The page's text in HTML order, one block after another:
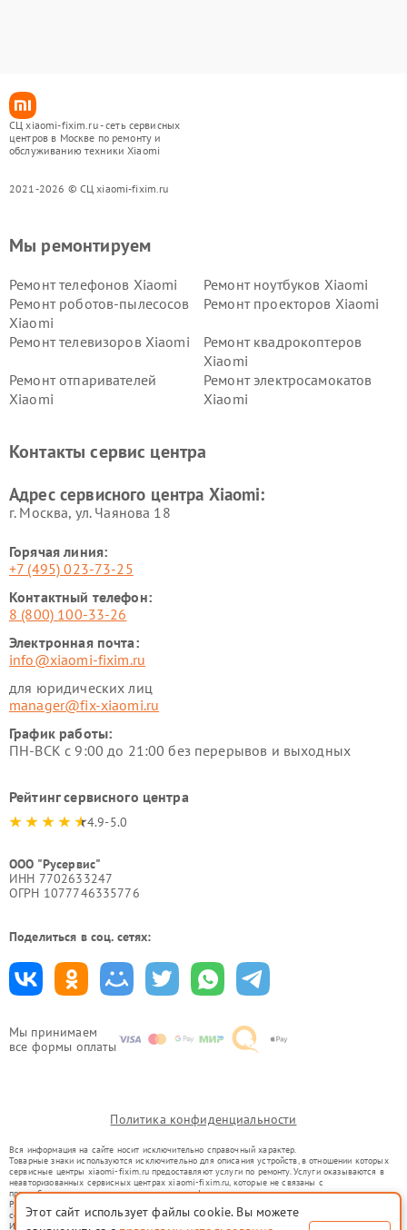
СЦ xiaomi-fixim.ru - сеть сервисных
центров в Москве по ремонту и
обслуживанию техники Xiaomi
2021-2026 © СЦ xiaomi-fixim.ru
Мы принимаем
все формы оплаты
Мы ремонтируем
Ремонт телефонов Xiaomi
Ремонт ноутбуков Xiaomi
Ремонт роботов-пылесосов
Xiaomi
Ремонт проекторов Xiaomi
Ремонт телевизоров Xiaomi
Ремонт квадрокоптеров
Xiaomi
Ремонт отпаривателей
Xiaomi
Ремонт электросамокатов
Xiaomi
Ремонт стиральных машин
Ремонт смарт-часов Xiaomi
Контакты сервис центра
Адрес сервисного центра Xiaomi:
г. Москва, ул. Чаянова 18
Горячая линия:
+7 (495) 023-73-25
Контактный телефон:
8 (800) 100-33-26
Электронная почта:
info@xiaomi-fixim.ru
для юридических лиц
manager@fix-xiaomi.ru
График работы:
ПН-ВСК с 9:00 до 21:00 без перерывов и выходных
Рейтинг сервисного центра
4.9-5.0
ООО "Русервис"
ИНН 7702633247
ОГРН 1077746335776
Поделиться в соц. сетях:
Политика конфиденциальности
Вся информация на сайте носит исключительно справочный характер.
Товарные знаки используются исключительно для описания устройств, в отношении которых
сервисные центры xiaomi-fixim.ru предоставляют услуги по ремонту. Услуги оказываются в
неавторизованных сервисных центрах xiaomi-fixim.ru, которые не связаны с
правообладателями товарных знаков или их официальными представителями.
Ремонт осуществляется для устройств, уже введенных в гражданский оборот в соответствии
со статьей 1487 ГК РФ.
Использование товарных знаков не преследует цели индивидуализации услуг или введения
Этот сайт использует файлы cookie. Вы можете